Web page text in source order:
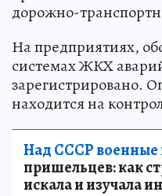
дорожно-
На предприятиях,
системах ЖКХ
зарегистрировано.
находится на
Над СССР военные
пришельцев: как
искала и изучала